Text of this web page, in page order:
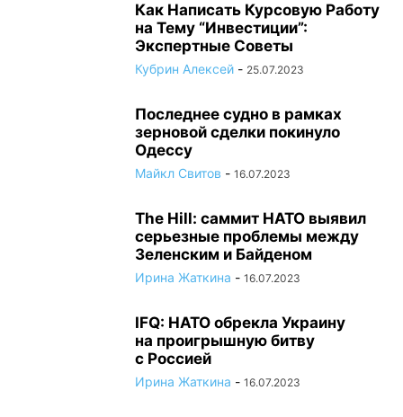
Как Написать Курсовую Работу
на Тему “Инвестиции”:
Экспертные Советы
Кубрин Алексей - 25.07.2023
Последнее судно в рамках
зерновой сделки покинуло
Одессу
Майкл Свитов - 16.07.2023
The Hill: саммит НАТО выявил
серьезные проблемы между
Зеленским и Байденом
Ирина Жаткина - 16.07.2023
IFQ: НАТО обрекла Украину
на проигрышную битву
с Россией
Ирина Жаткина - 16.07.2023